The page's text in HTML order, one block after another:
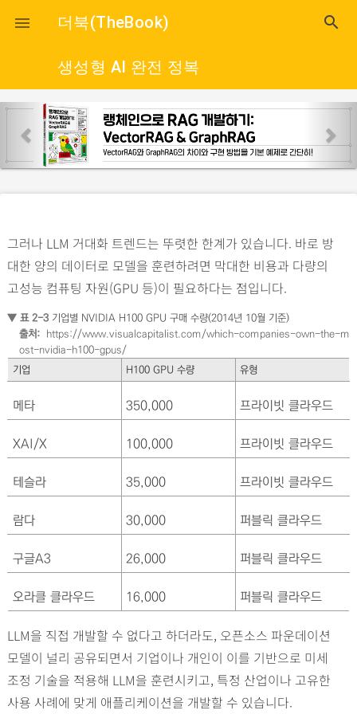
close
 더북(TheBook) search
생성형 AI 완전 정복
p
r
e
u
s
n
e
x
그러나 LLM 거대화 트렌드는 뚜렷한 한계가 있습니다. 바로 방
대한 양의 데이터로 모델을 훈련하려면 막대한 비용과 다량의
고성능 컴퓨팅 자원(GPU 등)이 필요하다는 점입니다.
▼ 표 2-3기업별 NVIDIA H100 GPU 구매 수량(2014년 10월 기준)
출처:
https://www.visualcapitalist.com/which-companies-own-the-m
ost-nvidia-h100-gpus/
기업
H100 GPU 수량 유형
메타 350,000 프라이빗 클라우드
XAI/X 100,000 프라이빗 클라우드
테슬라 35,000 프라이빗 클라우드
람다 30,000 퍼블릭 클라우드
구글A3 26,000 퍼블릭 클라우드
오라클 클라우드 16,000 퍼블릭 클라우드
LLM을 직접 개발할 수 없다고 하더라도, 오픈소스 파운데이션
모델이 널리 공유되면서 기업이나 개인이 이를 기반으로 미세
조정 기술을 적용해 LLM을 훈련시키고, 특정 산업이나 고유한
사용 사례에 맞게 애플리케이션을 개발할 수 있습니다.